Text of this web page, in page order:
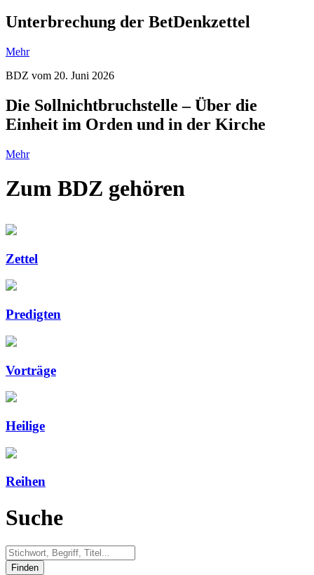
Unterbrechung der BetDenkzettel
Mehr
BDZ vom 20. Juni 2026
Die Sollnichtbruchstelle – Über die
Einheit im Orden und in der Kirche
Mehr
Zum BDZ gehören
Zettel
Predigten
Vorträge
Heilige
Reihen
Suche
Finden